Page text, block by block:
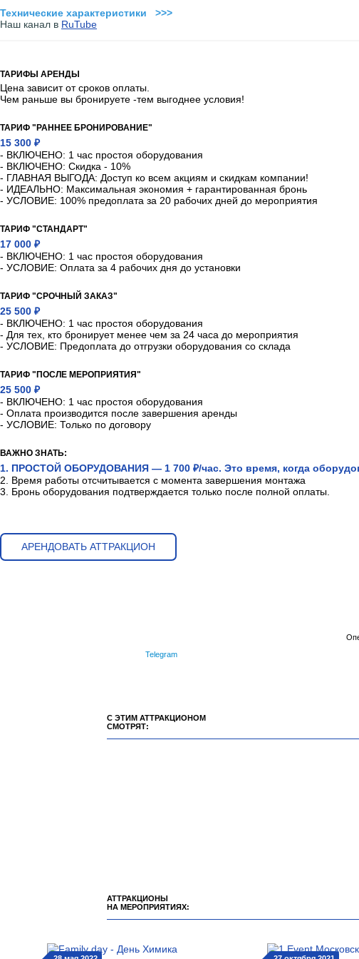
Технические характеристики >>>
Наш канал в RuTube
ТАРИФЫ АРЕНДЫ
Цена зависит от сроков оплаты.
Чем раньше вы бронируете -тем выгоднее условия!
ТАРИФ "РАННЕЕ БРОНИРОВАНИЕ"
15 300 ₽
- ВКЛЮЧЕНО: 1 час простоя оборудования
- ВКЛЮЧЕНО: Скидка - 10%
- ГЛАВНАЯ ВЫГОДА: Доступ ко всем акциям и скидкам компании!
- ИДЕАЛЬНО: Максимальная экономия + гарантированная бронь
- УСЛОВИЕ: 100% предоплата за 20 рабочих дней до мероприятия
ТАРИФ "СТАНДАРТ"
17 000 ₽
- ВКЛЮЧЕНО: 1 час простоя оборудования
- УСЛОВИЕ: Оплата за 4 рабочих дня до установки
ТАРИФ "СРОЧНЫЙ ЗАКАЗ"
25 500 ₽
- ВКЛЮЧЕНО: 1 час простоя оборудования
- Для тех, кто бронирует менее чем за 24 часа до мероприятия
- УСЛОВИЕ: Предоплата до отгрузки оборудования со склада
ТАРИФ "ПОСЛЕ МЕРОПРИЯТИЯ"
25 500 ₽
- ВКЛЮЧЕНО: 1 час простоя оборудования
- Оплата производится после завершения аренды
- УСЛОВИЕ: Только по договору
ВАЖНО ЗНАТЬ:
1. ПРОСТОЙ ОБОРУДОВАНИЯ — 1 700 ₽/час. Это время, когда
2. Время работы отсчитывается с момента завершения монтажа
3. Бронь оборудования подтверждается только после полной оплаты.
АРЕНДОВАТЬ АТТРАКЦИОН
Telegram
С ЭТИМ АТТРАКЦИОНОМ
СМОТРЯТ:
АТТРАКЦИОНЫ
НА МЕРОПРИЯТИЯХ: